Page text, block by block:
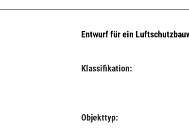
Entwurf für ein
Klassifikation:
Objekttyp: